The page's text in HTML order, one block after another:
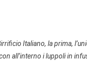
Italiano, la prima,
all’interno i luppoli in